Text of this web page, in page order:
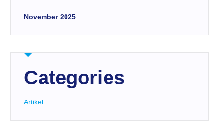
November 2025
Categories
Artikel